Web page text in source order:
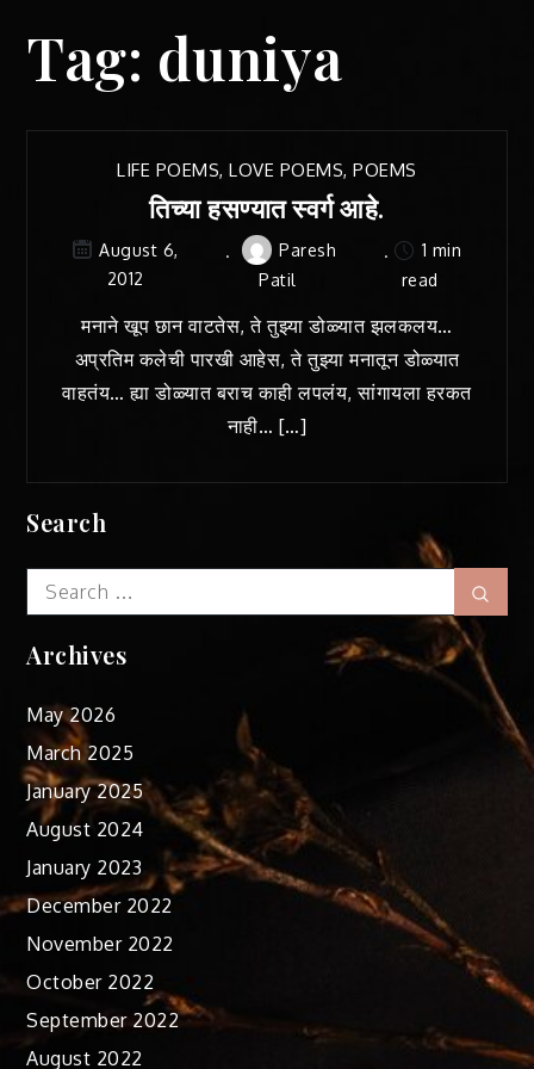
Tag: duniya
LIFE POEMS,LOVE POEMS,POEMS
तिच्या हसण्यात स्वर्ग आहे.
August 6,
2012
Paresh
Patil
1 min
read
मनाने खूप छान वाटतेस, ते तुझ्या डोळ्यात झलकलय…
अप्रतिम कलेची पारखी आहेस, ते तुझ्या मनातून डोळ्यात
वाहतंय… ह्या डोळ्यात बराच काही लपलंय, सांगायला हरकत
नाही… […]
Search
Search
for:
Archives
May 2026
March 2025
January 2025
August 2024
January 2023
December 2022
November 2022
October 2022
September 2022
August 2022